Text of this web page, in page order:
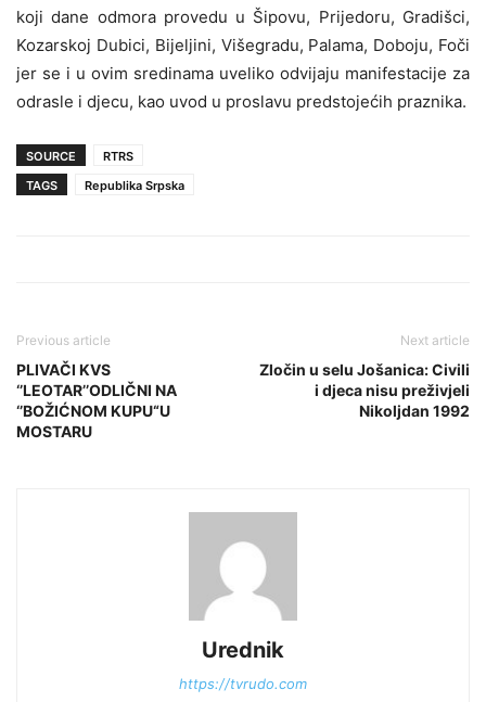
koji dane odmora provedu u Šipovu, Prijedoru, Gradišci,
Kozarskoj Dubici, Bijeljini, Višegradu, Palama, Doboju, Foči
jer se i u ovim sredinama uveliko odvijaju manifestacije za
odrasle i djecu, kao uvod u proslavu predstojećih praznika.
SOURCE
RTRS
TAGS
Republika Srpska
Previous article
PLIVAČI KVS
‘’LEOTAR’’ODLIČNI NA
‘’BOŽIĆNOM KUPU“U
MOSTARU
Next article
Zločin u selu Јošanica: Civili
i djeca nisu preživjeli
Nikoljdan 1992
Urednik
https://tvrudo.com